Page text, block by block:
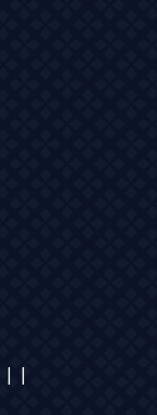
| |